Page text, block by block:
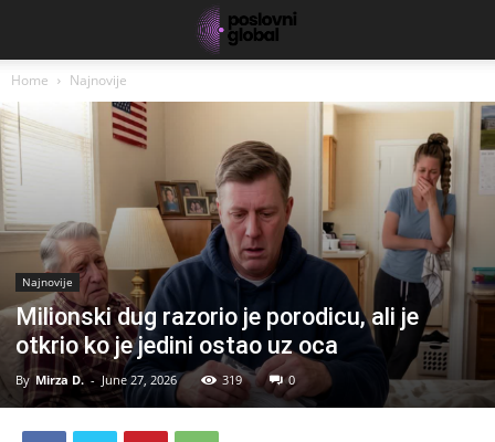
Home Najnovije
Najnovije
Milionski dug razorio je porodicu, ali je
otkrio ko je jedini ostao uz oca
By Mirza D. - June 27, 2026 319 0